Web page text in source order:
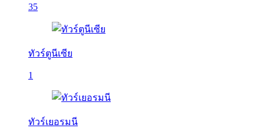
35
ทัวร์ตูนีเซีย
1
ทัวร์เยอรมนี